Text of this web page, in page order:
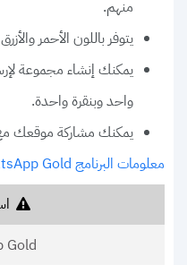
منهم.
يتوفر باللون الأحمر
يمكنك إنشاء مجموعة
واحد وبنقرة واحدة.
يمكنك مشاركة موقعك
معلومات البرنامج WhatsApp Gold
Gold